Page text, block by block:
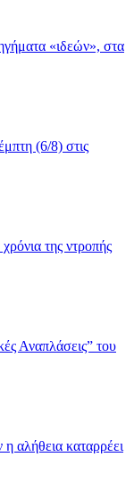
«ιδεών», στα
(6/8) στις
της ντροπής
Αναπλάσεις” του
αλήθεια καταρρέει